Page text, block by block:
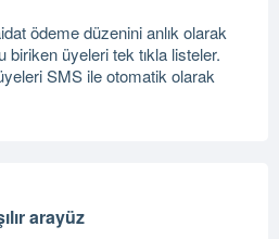
ödeme düzenini anlık olarak
biriken üyeleri tek tıkla listeler.
SMS ile otomatik olarak
arayüz